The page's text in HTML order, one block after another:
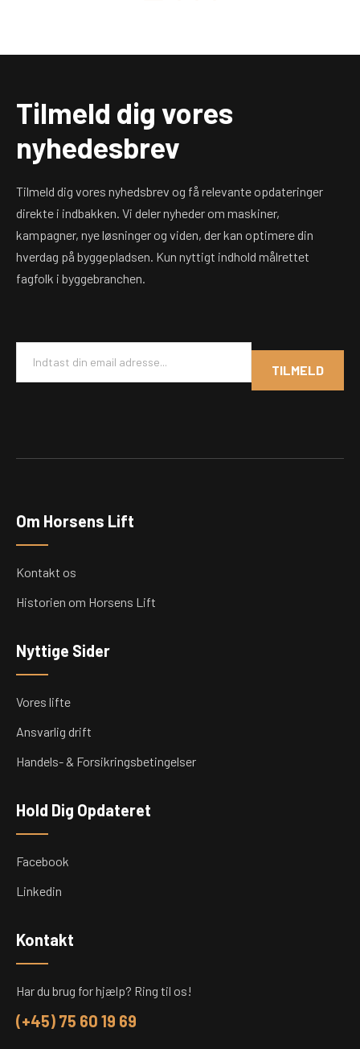
Tilmeld dig vores
nyhedesbrev
Tilmeld dig vores nyhedsbrev og få relevante opdateringer
direkte i indbakken. Vi deler nyheder om maskiner,
kampagner, nye løsninger og viden, der kan optimere din
hverdag på byggepladsen. Kun nyttigt indhold målrettet
fagfolk i byggebranchen.
a
TILMELD
Om Horsens Lift
Kontakt os
Historien om Horsens Lift
Nyttige Sider
Vores lifte
Ansvarlig drift
Handels- & Forsikringsbetingelser
Hold Dig Opdateret
Facebook
Linkedin
Kontakt
Har du brug for hjælp? Ring til os!
(+45) 75 60 19 69